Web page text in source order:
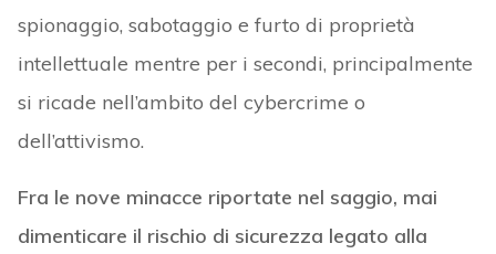
spionaggio, sabotaggio e furto di proprietà
intellettuale mentre per i secondi, principalmente
si ricade nell’ambito del cybercrime o
dell’attivismo.
Fra le nove minacce riportate nel saggio, mai
dimenticare il rischio di sicurezza legato alla